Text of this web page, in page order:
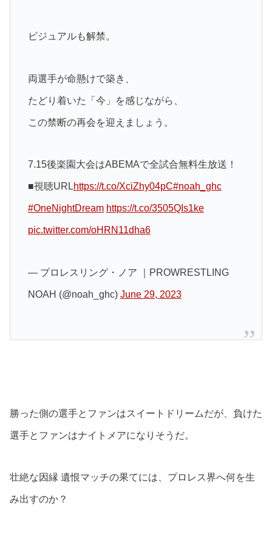
ビジュアルも解禁。
両選手が命懸けで築き、
たどり着いた「今」を感じながら、
この禁断の再会を迎えましょう。
7.15後楽園大会はABEMAで全試合無料生放送！
■視聴URLhttps://t.co/XciZhy04pC#noah_ghc
#OneNightDream https://t.co/3505QIs1ke
pic.twitter.com/oHRN11dha6
— プロレスリング・ノア ｜PROWRESTLING
NOAH (@noah_ghc) June 29, 2023
勝った側の選手とファンはスイートドリームだが、負けた
選手とファンはナイトメアになりそうだ。
壮絶な因縁 遺恨マッチの果てには、プロレス界へ何を生
み出すのか？